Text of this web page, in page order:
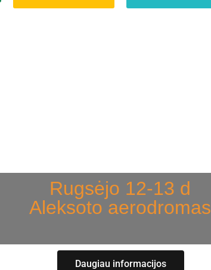
Rugsėjo 12-13 d
Aleksoto aerodromas
Daugiau informacijos